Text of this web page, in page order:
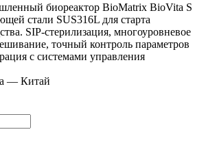
биореактор BioMatrix BioVita S
стали SUS316L для старта
SIP-стерилизация, многоуровневое
точный контроль параметров
с системами управления
— Китай